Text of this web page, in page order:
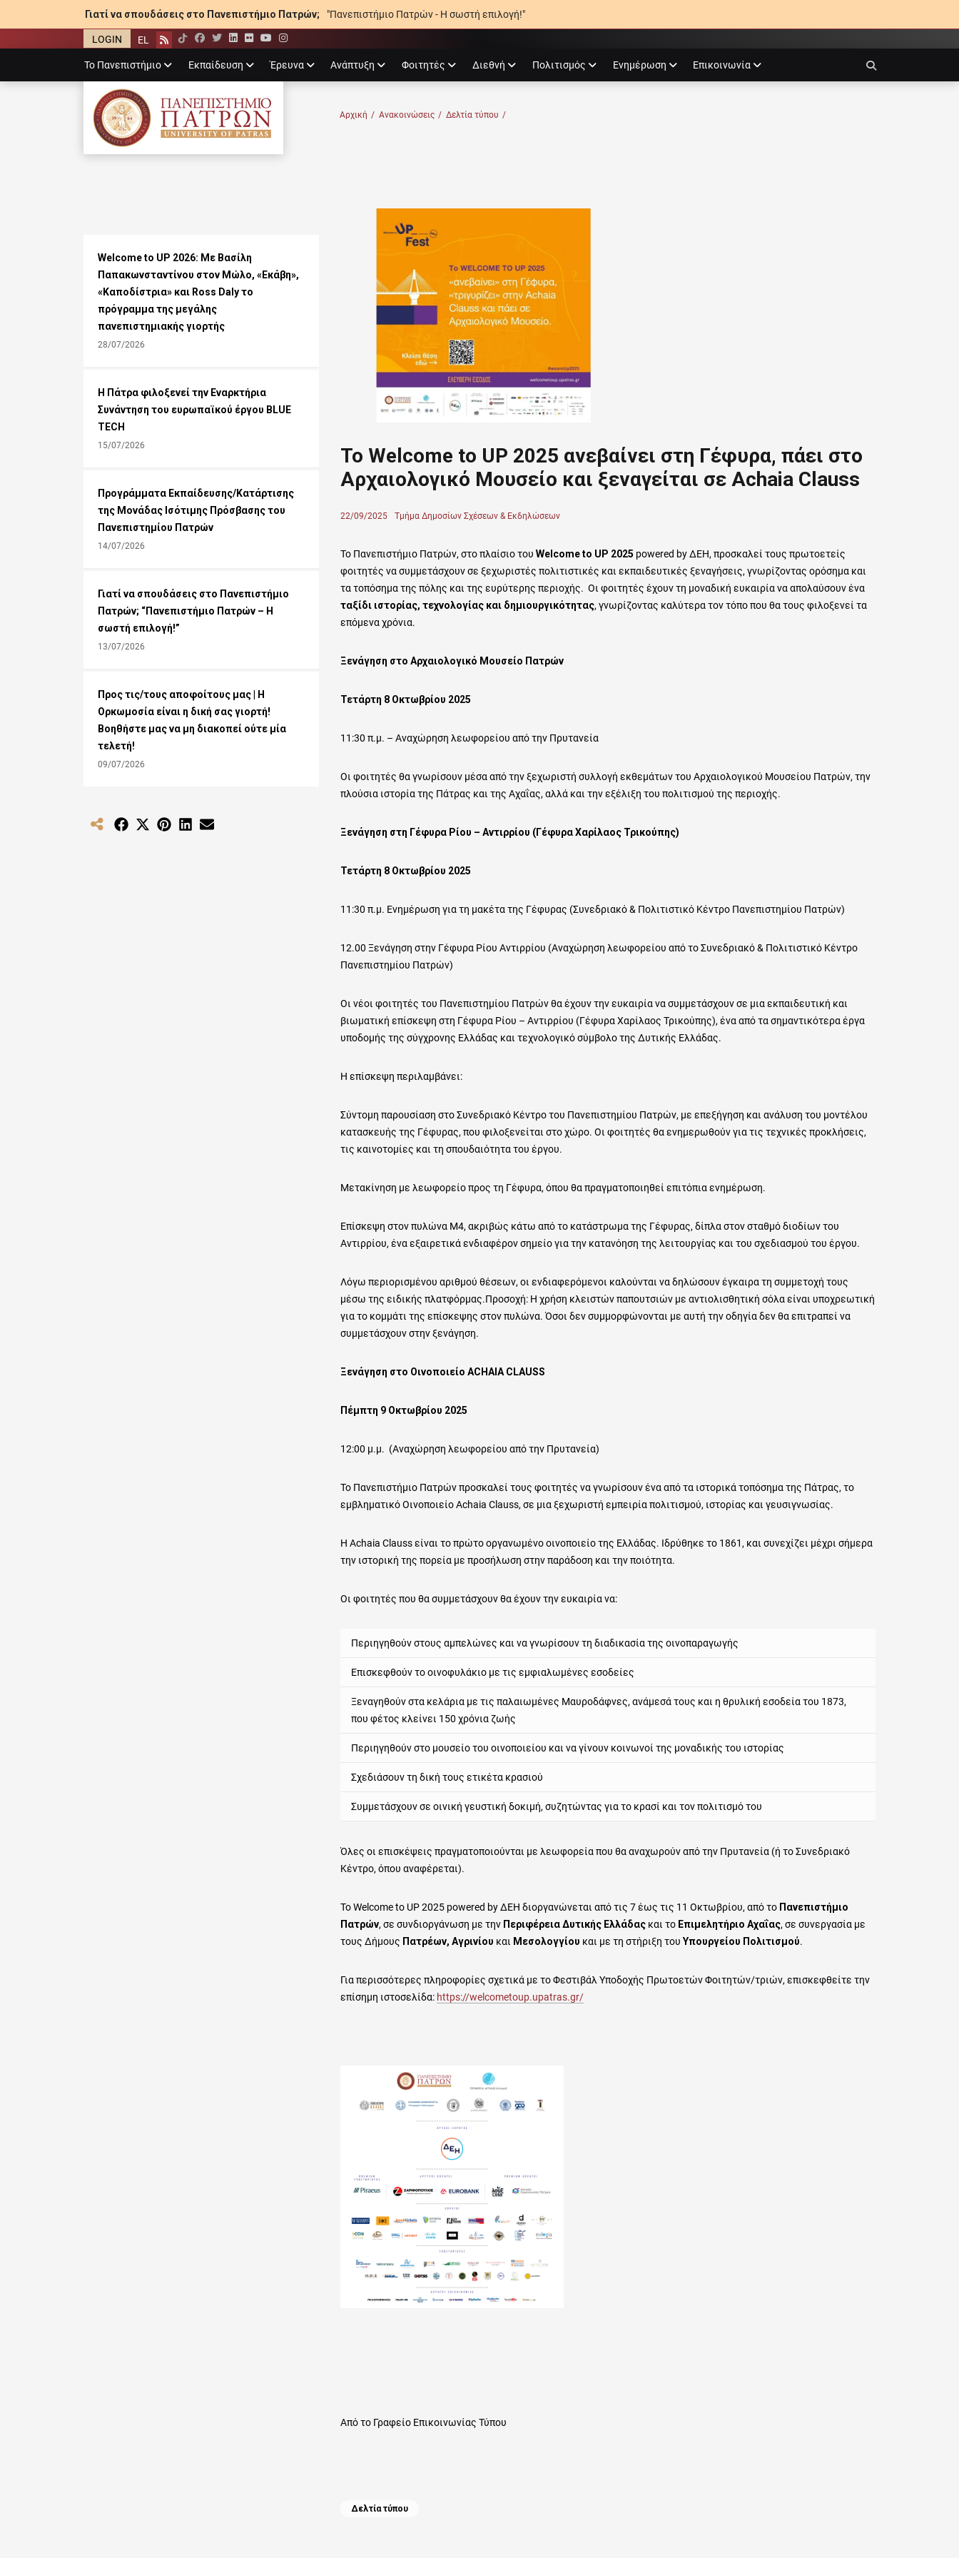
Γιατί να σπουδάσεις στο Πανεπιστήμιο Πατρών; "Πανεπιστήμιο Πατρών - Η σωστή επιλογή!"
LOGIN EL Rss Facebook
Twitter
LinkedIn
Flickr
YouTube
Instagram
menu
Το Πανεπιστήμιο Εκπαίδευση Έρευνα Ανάπτυξη Φοιτητές Διεθνή Πολιτισμός Ενημέρωση Επικοινωνία
ΠΑΝΕΠΙΣΤΉΜΙΟ ΠΑΤΡΏΝ
Αρχική / Ανακοινώσεις / Δελτία τύπου /
Το Welcome to UP 2025 ανεβαίνει στη Γέφυρα, πάει στο
Αρχαιολογικό Μουσείο και ξεναγείται σε Αchaia Clauss
Posted
22/09/2025 Author
Τμήμα Δημοσίων Σχέσεων & Εκδηλώσεων
Το Πανεπιστήμιο Πατρών, στο πλαίσιο του Welcometo UP 2025 powered by ΔΕΗ, προσκαλεί τους πρωτοετείς
φοιτητές να συμμετάσχουν σε ξεχωριστές πολιτιστικές και εκπαιδευτικές ξεναγήσεις, γνωρίζοντας ορόσημα και
τα τοπόσημα της πόλης και της ευρύτερης περιοχής. Οι φοιτητές έχουν τη μοναδική ευκαιρία να απολαύσουν ένα
ταξίδι ιστορίας, τεχνολογίας και δημιουργικότητας, γνωρίζοντας καλύτερα τον τόπο που θα τους φιλοξενεί τα
επόμενα χρόνια.
Ξενάγηση στο Αρχαιολογικό Μουσείο Πατρών
Τετάρτη 8 Οκτωβρίου 2025
11:30 π.μ. – Αναχώρηση λεωφορείου από την Πρυτανεία
Οι φοιτητές θα γνωρίσουν μέσα από την ξεχωριστή συλλογή εκθεμάτων του Αρχαιολογικού Μουσείου Πατρών, την
πλούσια ιστορία της Πάτρας και της Αχαΐας, αλλά και την εξέλιξη του πολιτισμού της περιοχής.
Ξενάγηση στη Γέφυρα Ρίου – Αντιρρίου (Γέφυρα Χαρίλαος Τρικούπης)
Τετάρτη 8 Οκτωβρίου 2025
11:30 π.μ. Ενημέρωση για τη μακέτα της Γέφυρας (Συνεδριακό & Πολιτιστικό Κέντρο Πανεπιστημίου Πατρών)
12.00 Ξενάγηση στην Γέφυρα Ρίου Αντιρρίου (Αναχώρηση λεωφορείου από το Συνεδριακό & Πολιτιστικό Κέντρο
Πανεπιστημίου Πατρών)
Οι νέοι φοιτητές του Πανεπιστημίου Πατρών θα έχουν την ευκαιρία να συμμετάσχουν σε μια εκπαιδευτική και
βιωματική επίσκεψη στη Γέφυρα Ρίου – Αντιρρίου (Γέφυρα Χαρίλαος Τρικούπης), ένα από τα σημαντικότερα έργα
υποδομής της σύγχρονης Ελλάδας και τεχνολογικό σύμβολο της Δυτικής Ελλάδας.
Η επίσκεψη περιλαμβάνει:
Σύντομη παρουσίαση στο Συνεδριακό Κέντρο του Πανεπιστημίου Πατρών, με επεξήγηση και ανάλυση του μοντέλου
κατασκευής της Γέφυρας, που φιλοξενείται στο χώρο. Οι φοιτητές θα ενημερωθούν για τις τεχνικές προκλήσεις,
τις καινοτομίες και τη σπουδαιότητα του έργου.
Μετακίνηση με λεωφορείο προς τη Γέφυρα, όπου θα πραγματοποιηθεί επιτόπια ενημέρωση.
Επίσκεψη στον πυλώνα Μ4, ακριβώς κάτω από το κατάστρωμα της Γέφυρας, δίπλα στον σταθμό διοδίων του
Αντιρρίου, ένα εξαιρετικά ενδιαφέρον σημείο για την κατανόηση της λειτουργίας και του σχεδιασμού του έργου.
Λόγω περιορισμένου αριθμού θέσεων, οι ενδιαφερόμενοι καλούνται να δηλώσουν έγκαιρα τη συμμετοχή τους
μέσω της ειδικής πλατφόρμας.Προσοχή: Η χρήση κλειστών παπουτσιών με αντιολισθητική σόλα είναι υποχρεωτική
για το κομμάτι της επίσκεψης στον πυλώνα. Όσοι δεν συμμορφώνονται με αυτή την οδηγία δεν θα επιτραπεί να
συμμετάσχουν στην ξενάγηση.
Ξενάγηση στο Οινοποιείο ACHAIA CLAUSS
Πέμπτη 9 Οκτωβρίου 2025
12:00 μ.μ. (Αναχώρηση λεωφορείου από την Πρυτανεία)
Το Πανεπιστήμιο Πατρών προσκαλεί τους φοιτητές να γνωρίσουν ένα από τα ιστορικά τοπόσημα της Πάτρας, το
εμβληματικό Οινοποιείο Achaia Clauss, σε μια ξεχωριστή εμπειρία πολιτισμού, ιστορίας και γευσιγνωσίας.
Η Achaia Clauss είναι το πρώτο οργανωμένο οινοποιείο της Ελλάδας. Ιδρύθηκε το 1861, και συνεχίζει μέχρι σήμερα
την ιστορική της πορεία με προσήλωση στην παράδοση και την ποιότητα.
Οι φοιτητές που θα συμμετάσχουν θα έχουν την ευκαιρία να:
Περιηγηθούν στους αμπελώνες και να γνωρίσουν τη διαδικασία της οινοπαραγωγής
Επισκεφθούν το οινοφυλάκιο με τις εμφιαλωμένες εσοδείες
Ξεναγηθούν στα κελάρια με τις παλαιωμένες Μαυροδάφνες, ανάμεσά τους και η θρυλική εσοδεία του 1873,
που φέτος κλείνει 150 χρόνια ζωής
Περιηγηθούν στο μουσείο του οινοποιείου και να γίνουν κοινωνοί της μοναδικής του ιστορίας
Σχεδιάσουν τη δική τους ετικέτα κρασιού
Συμμετάσχουν σε οινική γευστική δοκιμή, συζητώντας για το κρασί και τον πολιτισμό του
Όλες οι επισκέψεις πραγματοποιούνται με λεωφορεία που θα αναχωρούν από την Πρυτανεία (ή το Συνεδριακό
Κέντρο, όπου αναφέρεται).
To Welcome to UP 2025 powered by ΔΕΗ διοργανώνεται από τις 7 έως τις 11 Οκτωβρίου, από το Πανεπιστήμιο
Πατρών, σε συνδιοργάνωση με την Περιφέρεια Δυτικής Ελλάδας και το Επιμελητήριο Αχαΐας, σε συνεργασία με
τους Δήμους Πατρέων, Αγρινίου και Μεσολογγίου και με τη στήριξη του Υπουργείου Πολιτισμού.
Για περισσότερες πληροφορίες σχετικά με το Φεστιβάλ Υποδοχής Πρωτοετών Φοιτητών/τριών, επισκεφθείτε την
επίσημη ιστοσελίδα: https://welcometoup.upatras.gr/
Από το Γραφείο Επικοινωνίας Τύπου
Categories
Δελτία τύπου
Welcome to UP 2026: Με Βασίλη
Παπακωνσταντίνου στον Μώλο, «Εκάβη»,
«Καποδίστρια» και Ross Daly το
πρόγραμμα της μεγάλης
πανεπιστημιακής γιορτής
28/07/2026
Η Πάτρα φιλοξενεί την Εναρκτήρια
Συνάντηση του ευρωπαϊκού έργου BLUE
TECH
15/07/2026
Προγράμματα Εκπαίδευσης/Κατάρτισης
της Μονάδας Ισότιμης Πρόσβασης του
Πανεπιστημίου Πατρών
14/07/2026
Γιατί να σπουδάσεις στο Πανεπιστήμιο
Πατρών; “Πανεπιστήμιο Πατρών – Η
σωστή επιλογή!”
13/07/2026
Προς τις/τους αποφοίτους μας | Η
Ορκωμοσία είναι η δική σας γιορτή!
Βοηθήστε μας να μη διακοπεί ούτε μία
τελετή!
09/07/2026
Share Share Share Share